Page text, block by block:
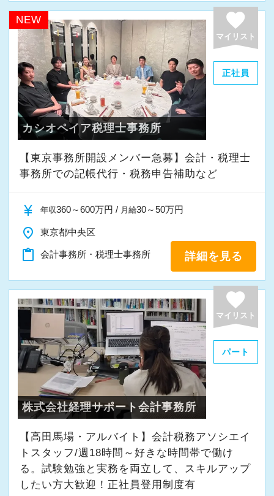
か。
ご応募をお待ちしております！
NEW favorite
マイリスト
正社員
カシオペイア税理士事務所
【東京事務所開設メンバー急募】会計・税理士
事務所での記帳代行・税務申告補助など
currency_yen 年収360～600万円 / 月給30～50万円
place 東京都中央区
content_paste 会計事務所・税理士事務所 詳細を見る
favorite
マイリスト
パート
株式会社経理サポート会計事務所
【高田馬場・アルバイト】会計税務アソシエイ
トスタッフ/週18時間～好きな時間帯で働け
る。試験勉強と実務を両立して、スキルアップ
したい方大歓迎！正社員登用制度有